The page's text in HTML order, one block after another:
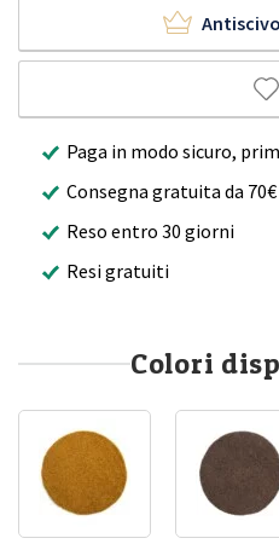
Paga in modo sicuro,
Consegna gratuita da 70€
Reso entro 30 giorni
Resi gratuiti
Colori